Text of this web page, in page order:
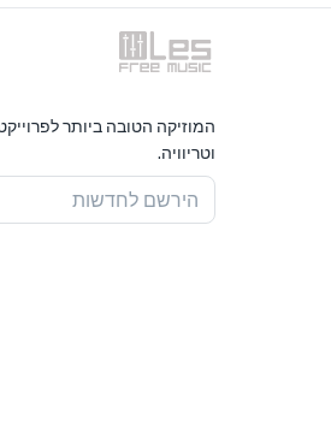
המוזיקה הטובה ביותר
וטריוויה.
הירשם לחדשות